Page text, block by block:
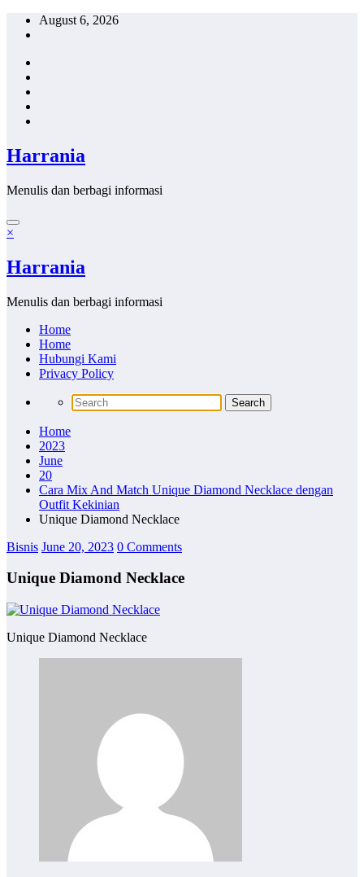
Skip
August 6, 2026
Harrania
Menulis dan berbagi informasi
×
Harrania
Menulis dan berbagi informasi
Home
Home
Hubungi Kami
Privacy Policy
Home
2023
June
20
Cara Mix And Match Unique Diamond Necklace dengan
Outfit Kekinian
Unique Diamond Necklace
Bisnis June 20, 2023 0 Comments
Unique Diamond Necklace
Unique Diamond Necklace